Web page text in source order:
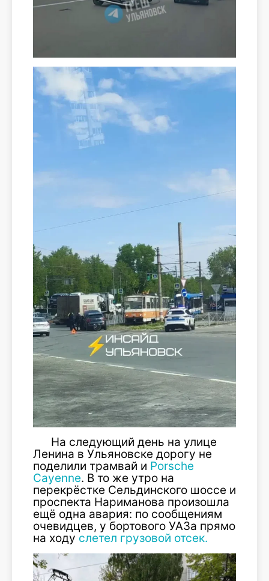
На следующий день на улице
Ленина в Ульяновске дорогу не
поделили трамвай и Porsche
Cayenne. В то же утро на
перекрёстке Сельдинского шоссе и
проспекта Нариманова произошла
ещё одна авария: по сообщениям
очевидцев, у бортового УАЗа прямо
на ходу слетел грузовой отсек.